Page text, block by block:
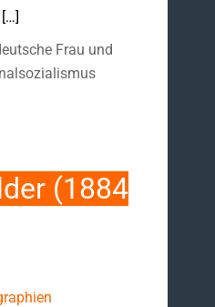
Frau und
(1884